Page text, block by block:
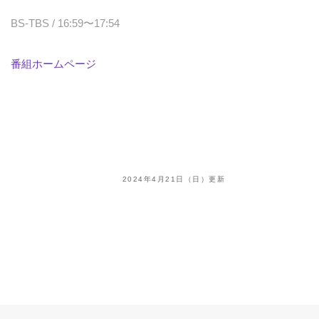
BS-TBS / 16:59〜17:54
番組ホームページ
2024年4月21日（日）更新